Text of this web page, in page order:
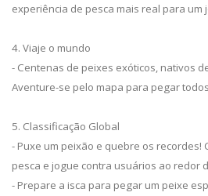
experiência de pesca mais real para um
4. Viaje o mundo
- Centenas de peixes exóticos, nativos
Aventure-se pelo mapa para pegar
5. Classificação Global
- Puxe um peixão e quebre os recordes!
pesca e jogue contra usuários ao redor
- Prepare a isca para pegar um peixe